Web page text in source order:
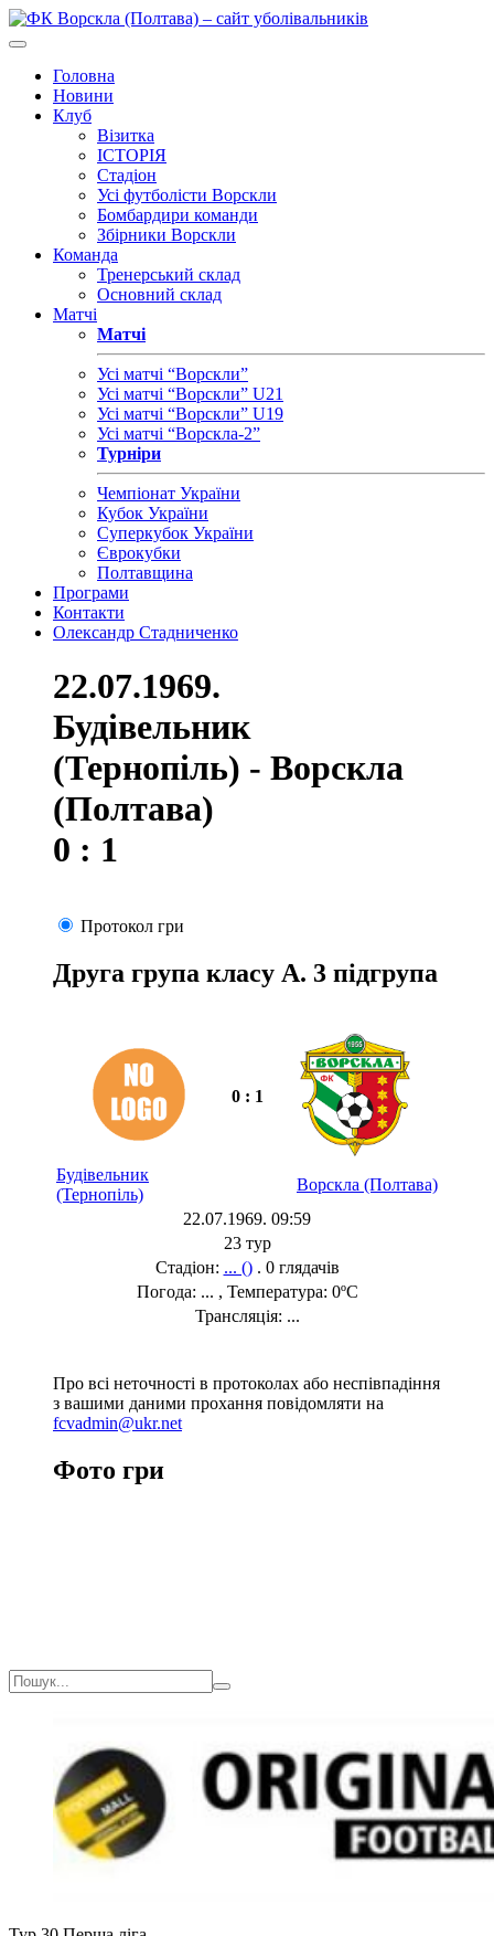
Головна
Новини
Клуб
Візитка
ІСТОРІЯ
Стадіон
Усі футболісти Ворскли
Бомбардири команди
Збірники Ворскли
Команда
Тренерський склад
Основний склад
Матчі
Матчі
Усі матчі “Ворскли”
Усі матчі “Ворскли” U21
Усі матчі “Ворскли” U19
Усі матчі “Ворскла-2”
Турніри
Чемпіонат України
Кубок України
Суперкубок України
Єврокубки
Полтавщина
Програми
Контакти
Олександр Стадниченко
22.07.1969.
Будівельник
(Тернопіль) - Ворскла
(Полтава)
0 : 1
Протокол гри
Друга група класу А. 3 підгрупа
0 : 1
Будівельник
(Тернопіль)
Ворскла (Полтава)
22.07.1969. 09:59
23 тур
Стадіон: ... (). 0 глядачів
Погода: ... , Температура: 0ºC
Трансляція: ...
Про всі неточності в протоколах або неспівпадіння
з вашими даними прохання повідомляти на
fcvadmin@ukr.net
Фото гри